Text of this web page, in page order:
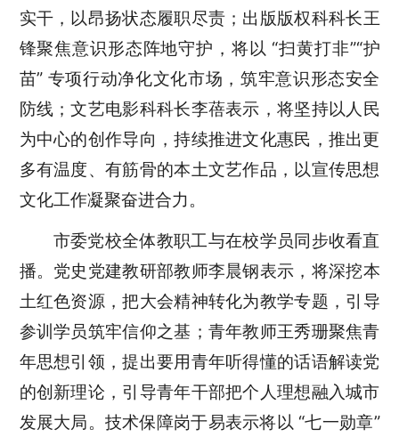
实干，以昂扬状态履职尽责； 出版版权科科长王
锋聚焦意识形态阵地守护，将以 “扫黄打非”“护
苗” 专项行动净化文化市场，筑牢意识形态安全
防线；文艺电影科科长李蓓表示，将坚持以人民
为中心的创作导向，持续推进文化惠民，推出更
多有温度、有筋骨的本土文艺作品，以宣传思想
文化工作凝聚奋进合力。
市委党校全体教职工与在校学员同步收看直
播。 党史党建教研部教师李晨钢表示，将深挖本
土红色资源 ，把大会精神转化为教学专题，引导
参训学员筑牢信仰之基；青年教师王秀珊聚焦青
年思想引领，提出要用青年听得懂的话语解读党
的创新理论，引导青年干部把个人理想融入城市
发展大局。 技术保障岗于易表示将以 “七一勋章”